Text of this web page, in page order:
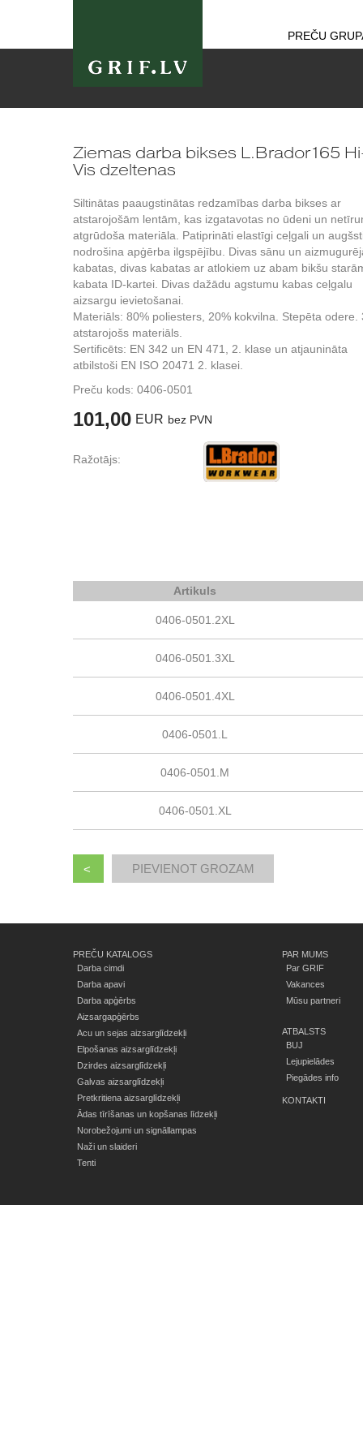
PREČU
Ziemas darba bikses L.Brador165
Vis dzeltenas
Siltinātas paaugstinātas redzamības darba bikses ar
atstarojošām lentām, kas izgatavotas no ūdeni un
atgrūdoša materiāla. Patiprināti elastīgi ceļgali un
nodrošina apģērba ilgspējību. Divas sānu un
kabatas, divas kabatas ar atlokiem uz abam bikšu
kabata ID-kartei. Divas dažādu agstumu kabas ceļgalu
aizsargu ievietošanai.
Materiāls: 80% poliesters, 20% kokvilna. Stepēta odere.
atstarojošs materiāls.
Sertificēts: EN 342 un EN 471, 2. klase un atjaunināta
atbilstoši EN ISO 20471 2. klasei.
Preču kods: 0406-0501
101,00 EUR bez PVN
Ražotājs:
Artikuls
0406-0501.2XL
0406-0501.3XL
0406-0501.4XL
0406-0501.L
0406-0501.M
0406-0501.XL
<
PREČU KATALOGS
Darba cimdi
Darba apavi
Darba apģērbs
Aizsargapģērbs
Acu un sejas aizsarglīdzekļi
Elpošanas aizsarglīdzekļi
Dzirdes aizsarglīdzekļi
Galvas aizsarglīdzekļi
Pretkritiena aizsarglīdzekļi
Ādas tīrīšanas un kopšanas līdzekļi
Norobežojumi un signāllampas
Naži un slaideri
Tenti
PAR MUMS
Par GRIF
Vakances
Mūsu partneri
ATBALSTS
BUJ
Lejupielādes
Piegādes info
KONTAKTI